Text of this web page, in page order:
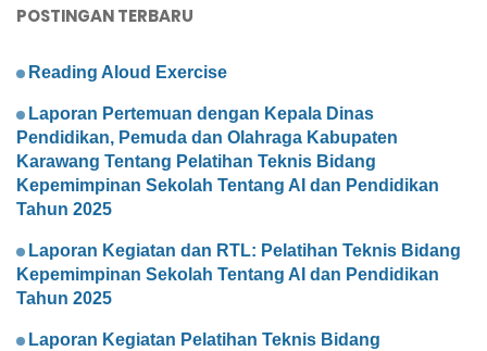
POSTINGAN TERBARU
Reading Aloud Exercise
Laporan Pertemuan dengan Kepala Dinas
Pendidikan, Pemuda dan Olahraga Kabupaten
Karawang Tentang Pelatihan Teknis Bidang
Kepemimpinan Sekolah Tentang AI dan Pendidikan
Tahun 2025
Laporan Kegiatan dan RTL: Pelatihan Teknis Bidang
Kepemimpinan Sekolah Tentang AI dan Pendidikan
Tahun 2025
Laporan Kegiatan Pelatihan Teknis Bidang